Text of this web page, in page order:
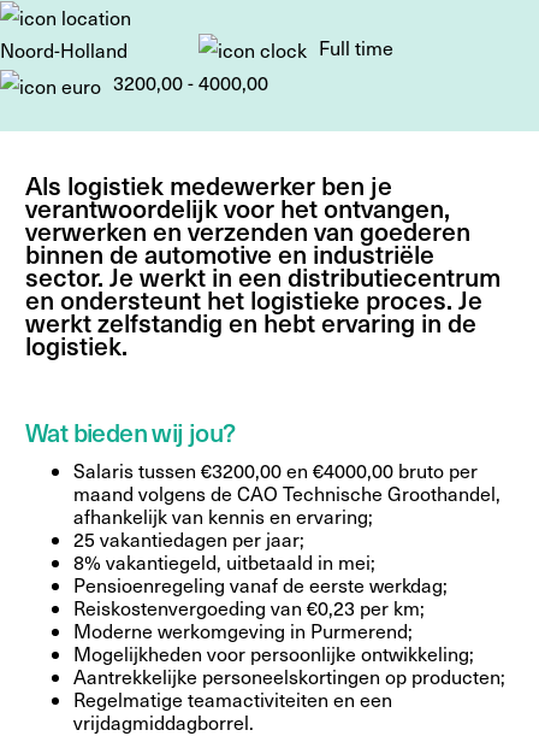
Noord-Holland
Full time
3200,00 - 4000,00
Als logistiek medewerker ben je
verantwoordelijk voor het ontvangen,
verwerken en verzenden van goederen
binnen de automotive en industriële
sector. Je werkt in een distributiecentrum
en ondersteunt het logistieke proces. Je
werkt zelfstandig en hebt ervaring in de
logistiek.
Wat bieden wij jou?
Salaris tussen €3200,00 en €4000,00 bruto per
maand volgens de CAO Technische Groothandel,
afhankelijk van kennis en ervaring;
25 vakantiedagen per jaar;
8% vakantiegeld, uitbetaald in mei;
Pensioenregeling vanaf de eerste werkdag;
Reiskostenvergoeding van €0,23 per km;
Moderne werkomgeving in Purmerend;
Mogelijkheden voor persoonlijke ontwikkeling;
Aantrekkelijke personeelskortingen op producten;
Regelmatige teamactiviteiten en een
vrijdagmiddagborrel.